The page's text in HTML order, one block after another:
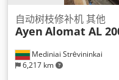
Mediniai Strėvininkai
6,217 km
自动树枝修补机 其他
Ayen Alomat AL